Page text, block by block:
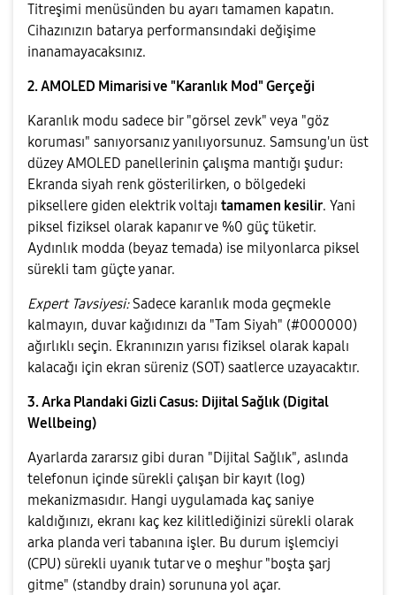
Titreşimi menüsünden bu ayarı tamamen kapatın.
Cihazınızın batarya performansındaki değişime
inanamayacaksınız.
2. AMOLED Mimarisi ve "Karanlık Mod" Gerçeği
Karanlık modu sadece bir "görsel zevk" veya "göz
koruması" sanıyorsanız yanılıyorsunuz. Samsung'un üst
düzey AMOLED panellerinin çalışma mantığı şudur:
Ekranda siyah renk gösterilirken, o bölgedeki
piksellere giden elektrik voltajı tamamen kesilir. Yani
piksel fiziksel olarak kapanır ve %0 güç tüketir.
Aydınlık modda (beyaz temada) ise milyonlarca piksel
sürekli tam güçte yanar.
Expert Tavsiyesi:Sadece karanlık moda geçmekle
kalmayın, duvar kağıdınızı da "Tam Siyah" (#000000)
ağırlıklı seçin. Ekranınızın yarısı fiziksel olarak kapalı
kalacağı için ekran süreniz (SOT) saatlerce uzayacaktır.
3. Arka Plandaki Gizli Casus: Dijital Sağlık (Digital
Wellbeing)
Ayarlarda zararsız gibi duran "Dijital Sağlık", aslında
telefonun içinde sürekli çalışan bir kayıt (log)
mekanizmasıdır. Hangi uygulamada kaç saniye
kaldığınızı, ekranı kaç kez kilitlediğinizi sürekli olarak
arka planda veri tabanına işler. Bu durum işlemciyi
(CPU) sürekli uyanık tutar ve o meşhur "boşta şarj
gitme" (standby drain) sorununa yol açar.